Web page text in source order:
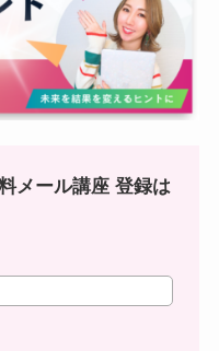
メール講座 登録は